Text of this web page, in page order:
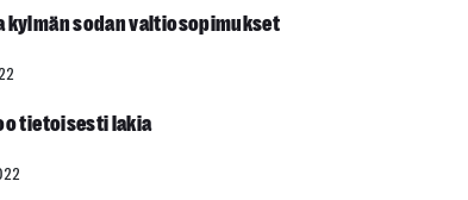
kylmän sodan valtiosopimukset
tietoisesti lakia